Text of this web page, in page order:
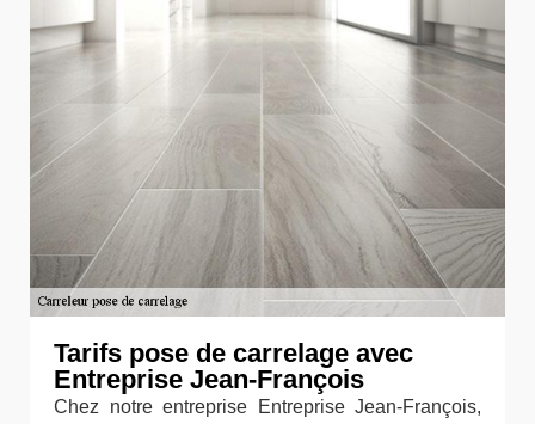
Tarifs pose de carrelage avec
Entreprise Jean-François
Chez notre entreprise Entreprise Jean-François,